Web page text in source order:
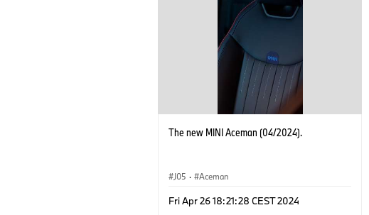
The new MINI Aceman (04/2024).
J05 · Aceman
Fri Apr 26 18:21:28 CEST 2024